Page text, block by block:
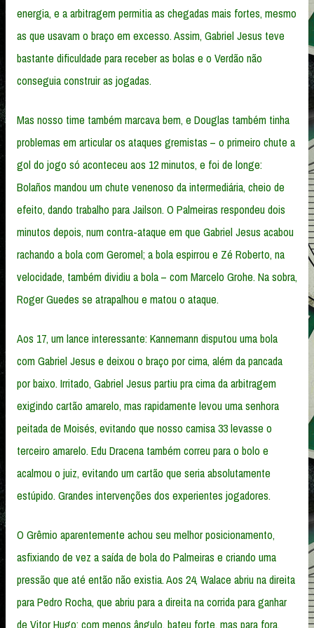
energia, e a arbitragem permitia as chegadas mais fortes, mesmo
as que usavam o braço em excesso. Assim, Gabriel Jesus teve
bastante dificuldade para receber as bolas e o Verdão não
conseguia construir as jogadas.
Mas nosso time também marcava bem, e Douglas também tinha
problemas em articular os ataques gremistas – o primeiro chute a
gol do jogo só aconteceu aos 12 minutos, e foi de longe:
Bolaños mandou um chute venenoso da intermediária, cheio de
efeito, dando trabalho para Jailson. O Palmeiras respondeu dois
minutos depois, num contra-ataque em que Gabriel Jesus acabou
rachando a bola com Geromel; a bola espirrou e Zé Roberto, na
velocidade, também dividiu a bola – com Marcelo Grohe. Na sobra,
Roger Guedes se atrapalhou e matou o ataque.
Aos 17, um lance interessante: Kannemann disputou uma bola
com Gabriel Jesus e deixou o braço por cima, além da pancada
por baixo. Irritado, Gabriel Jesus partiu pra cima da arbitragem
exigindo cartão amarelo, mas rapidamente levou uma senhora
peitada de Moisés, evitando que nosso camisa 33 levasse o
terceiro amarelo. Edu Dracena também correu para o bolo e
acalmou o juiz, evitando um cartão que seria absolutamente
estúpido. Grandes intervenções dos experientes jogadores.
O Grêmio aparentemente achou seu melhor posicionamento,
asfixiando de vez a saída de bola do Palmeiras e criando uma
pressão que até então não existia. Aos 24, Walace abriu na direita
para Pedro Rocha, que abriu para a direita na corrida para ganhar
de Vitor Hugo; com menos ângulo, bateu forte, mas para fora.